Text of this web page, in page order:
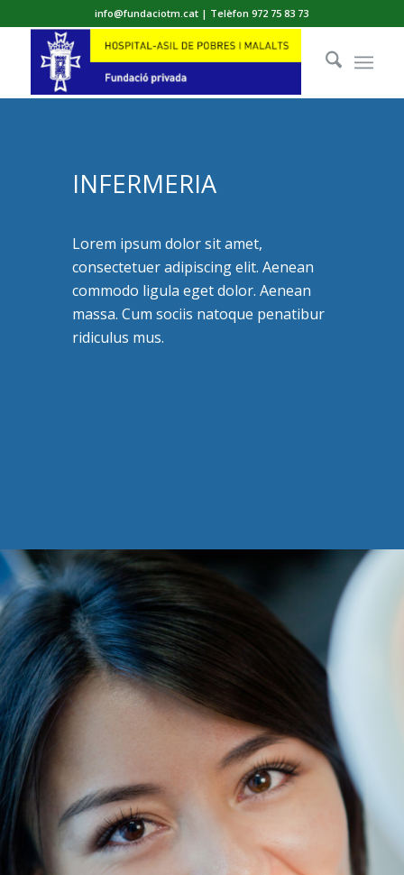
info@fundaciotm.cat | Telèfon 972 75 83 73
INFERMERIA
Lorem ipsum dolor sit amet,
consectetuer adipiscing elit. Aenean
commodo ligula eget dolor. Aenean
massa. Cum sociis natoque penatibur
ridiculus mus.